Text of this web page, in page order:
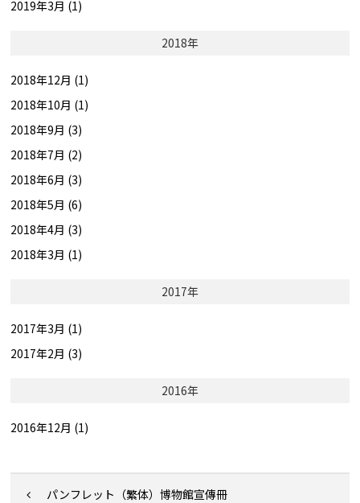
2019年3月 (1)
2018年
2018年12月 (1)
2018年10月 (1)
2018年9月 (3)
2018年7月 (2)
2018年6月 (3)
2018年5月 (6)
2018年4月 (3)
2018年3月 (1)
2017年
2017年3月 (1)
2017年2月 (3)
2016年
2016年12月 (1)
パンフレット（繁体）博物館宣傳冊